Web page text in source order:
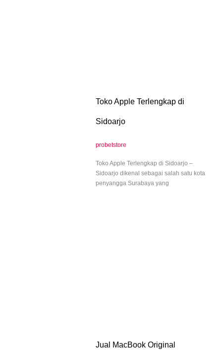
Toko Apple Terlengkap di
Sidoarjo
probetstore
Toko Apple Terlengkap di Sidoarjo –
Sidoarjo dikenal sebagai salah satu kota
penyangga Surabaya yang
Jual MacBook Original